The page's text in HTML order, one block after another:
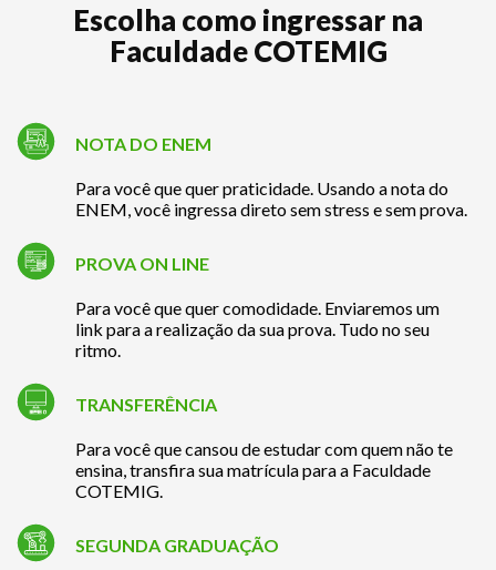
Escolha como ingressar na
Faculdade COTEMIG
NOTA DO ENEM
Para você que quer praticidade. Usando a nota do
ENEM, você ingressa direto sem stress e sem prova.
PROVA ON LINE
Para você que quer comodidade. Enviaremos um
link para a realização da sua prova. Tudo no seu
ritmo.
TRANSFERÊNCIA
Para você que cansou de estudar com quem não te
ensina, transfira sua matrícula para a Faculdade
COTEMIG.
SEGUNDA GRADUAÇÃO